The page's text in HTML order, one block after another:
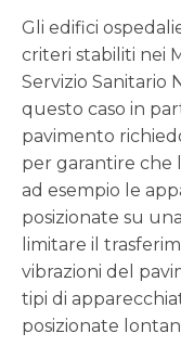
Gli edifici
criteri stabiliti nei
Servizio Sanitario
questo caso in
pavimento
per garantire che
ad esempio le
posizionate su
limitare il
vibrazioni del
tipi di
posizionate